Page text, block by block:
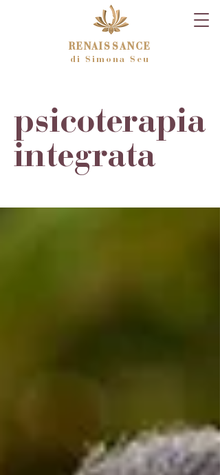
RENAISSANCE
di Simona Seu
psicoterapia
integrata